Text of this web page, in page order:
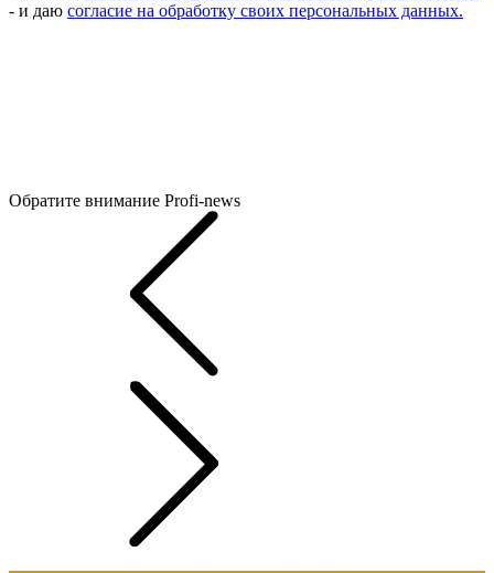
- и даю согласие на обработку своих персональных данных.
Обратите внимание Profi-news